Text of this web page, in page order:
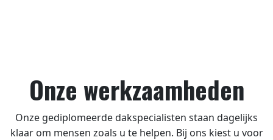
Onze werkzaamheden
Onze gediplomeerde dakspecialisten staan dagelijks
klaar om mensen zoals u te helpen. Bij ons kiest u voor